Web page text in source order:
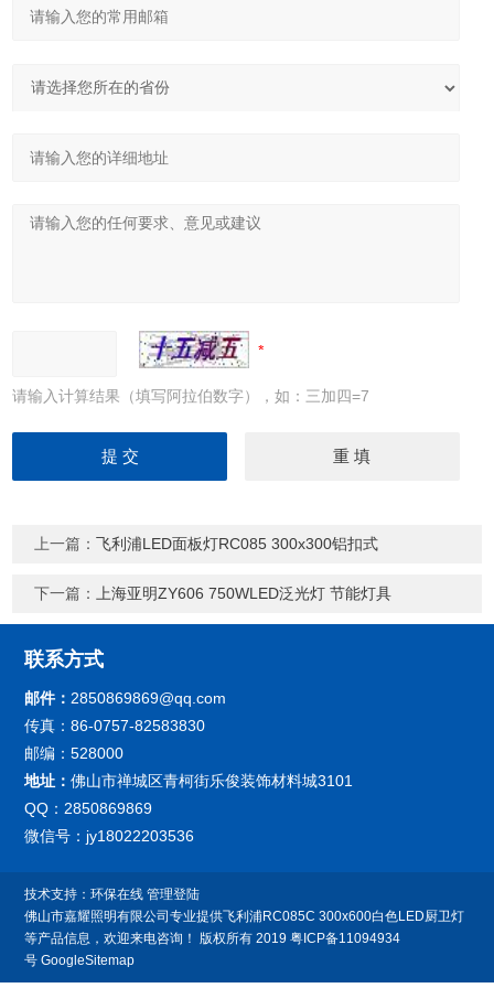
请输入计算结果（填写阿拉伯数字），如：三加四=7
上一篇：飞利浦LED面板灯RC085 300x300铝扣式
下一篇：上海亚明ZY606 750WLED泛光灯 节能灯具
联系方式
邮件：2850869869@qq.com
传真：86-0757-82583830
邮编：528000
地址：佛山市禅城区青柯街乐俊装饰材料城3101
QQ：2850869869
微信号：jy18022203536
技术支持：环保在线 管理登陆
佛山市嘉耀照明有限公司专业提供飞利浦RC085C 300x600白色LED厨卫灯
等产品信息，欢迎来电咨询！ 版权所有 2019粤ICP备11094934
号 GoogleSitemap